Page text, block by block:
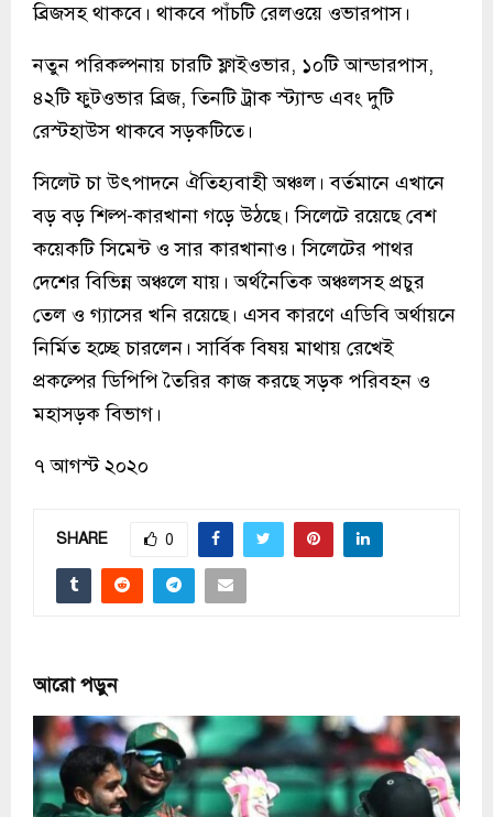
ব্রিজসহ থাকবে। থাকবে পাঁচটি রেলওয়ে ওভারপাস।
নতুন পরিকল্পনায় চারটি ফ্লাইওভার, ১০টি আন্ডারপাস,
৪২টি ফুটওভার ব্রিজ, তিনটি ট্রাক স্ট্যান্ড এবং দুটি
রেস্টহাউস থাকবে সড়কটিতে।
সিলেট চা উৎপাদনে ঐতিহ্যবাহী অঞ্চল। বর্তমানে এখানে
বড় বড় শিল্প-কারখানা গড়ে উঠছে। সিলেটে রয়েছে বেশ
কয়েকটি সিমেন্ট ও সার কারখানাও। সিলেটের পাথর
দেশের বিভিন্ন অঞ্চলে যায়। অর্থনৈতিক অঞ্চলসহ প্রচুর
তেল ও গ্যাসের খনি রয়েছে। এসব কারণে এডিবি অর্থায়নে
নির্মিত হচ্ছে চারলেন। সার্বিক বিষয় মাথায় রেখেই
প্রকল্পের ডিপিপি তৈরির কাজ করছে সড়ক পরিবহন ও
মহাসড়ক বিভাগ।
৭ আগস্ট ২০২০
SHARE 0
আরো পড়ুন